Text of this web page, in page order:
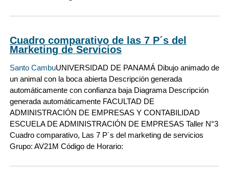
Cuadro comparativo de las 7 P´s del
Marketing de Servicios
Santo CambuUNIVERSIDAD DE PANAMÁ Dibujo animado de
un animal con la boca abierta Descripción generada
automáticamente con confianza baja Diagrama Descripción
generada automáticamente FACULTAD DE
ADMINISTRACIÓN DE EMPRESAS Y CONTABILIDAD
ESCUELA DE ADMINISTRACIÓN DE EMPRESAS Taller N°3
Cuadro comparativo, Las 7 P´s del marketing de servicios
Grupo: AV21M Código de Horario: